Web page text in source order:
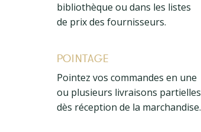
bibliothèque ou dans les listes
de prix des fournisseurs.
POINTAGE
Pointez vos commandes en une
ou plusieurs livraisons partielles
dès réception de la marchandise.